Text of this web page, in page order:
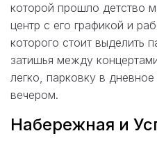
которой прошло детство
центр с его графикой и
которого стоит выделить
затишья между
легко, парковку в
вечером.
Набережная и